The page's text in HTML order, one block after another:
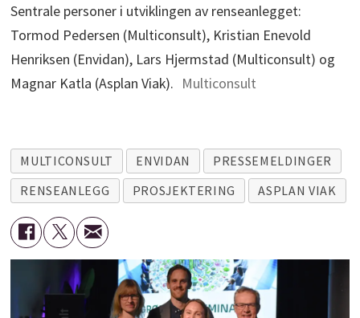
Sentrale personer i utviklingen av renseanlegget:
Tormod Pedersen (Multiconsult), Kristian Enevold
Henriksen (Envidan), Lars Hjermstad (Multiconsult) og
Magnar Katla (Asplan Viak). Multiconsult
MULTICONSULT ENVIDAN
PRESSEMELDINGER
RENSEANLEGG
PROSJEKTERING ASPLAN VIAK